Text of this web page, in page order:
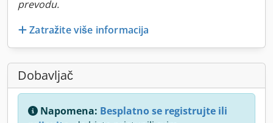
prevodu.
Zatražite više informacija
Dobavljač
Napomena: Besplatno se registrujte ili